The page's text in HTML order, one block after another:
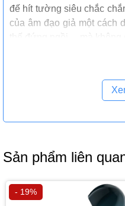
đế hít tường siêu chắc
của âm đạo giả một cách
Sản phẩm liên
- 19%